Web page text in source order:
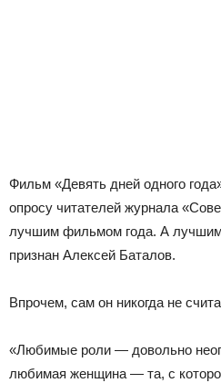
Фильм «Девять дней одного
опросу читателей журнала
лучшим фильмом года. А
признан Алексей Баталов.
Впрочем, сам он никогда не
«Любимые роли — довольно
любимая женщина — та, с